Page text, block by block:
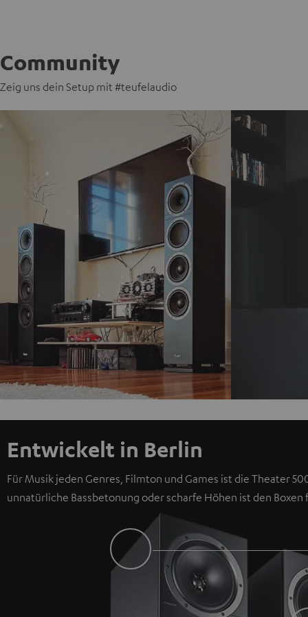
Community
Zeig uns dein Setup mit #teufelaudio
Entwickelt in Berlin
Für Musik jeden Genres, Filmton und Games ist die Theater
unnatürliche Bassbetonung oder scharfe Höhen ist den Boxen